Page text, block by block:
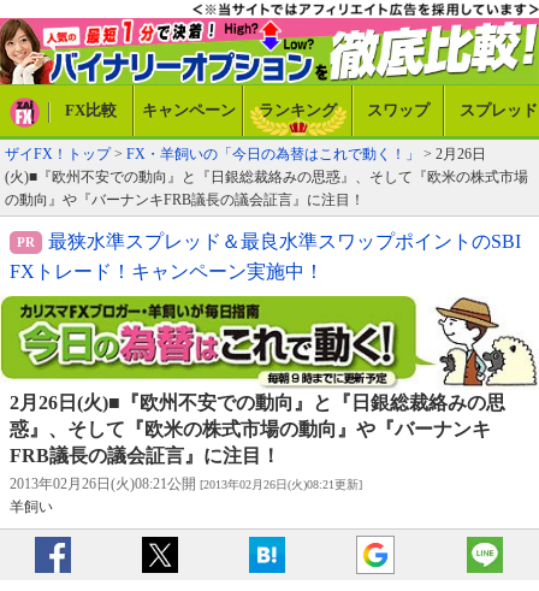
FX比較 キャンペーン ランキング スワップ スプレッド
ザイFX！トップ> FX・羊飼いの「今日の為替はこれで動く！」
> 2月26日
(火)■『欧州不安での動向』と『日銀総裁絡みの思惑』、そして『欧米の株式市場
の動向』や『バーナンキFRB議長の議会証言』に注目！
最狭水準スプレッド＆最良水準スワップポイントのSBI
FXトレード！キャンペーン実施中！
2月26日(火)■『欧州不安での動向』と『日銀総裁絡みの思
惑』、そして『欧米の株式市場の動向』や『バーナンキ
FRB議長の議会証言』に注目！
2013年02月26日(火)08:21公開 [2013年02月26日(火)08:21更新]
羊飼い